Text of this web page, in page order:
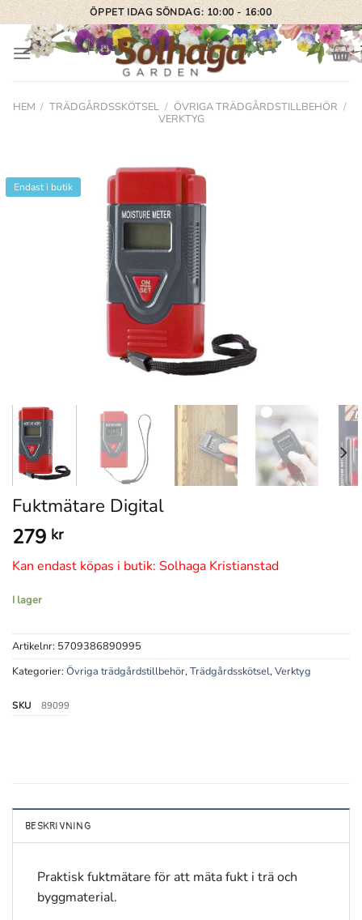
Skip
to
content
ÖPPET IDAG SÖNDAG: 10:00 - 16:00
HEM / TRÄDGÅRDSSKÖTSEL / ÖVRIGA TRÄDGÅRDSTILLBEHÖR /
VERKTYG
Endast i butik
Fuktmätare Digital
279 kr
Kan endast köpas i butik: Solhaga Kristianstad
I lager
Artikelnr: 5709386890995
Kategorier: Övriga trädgårdstillbehör,Trädgårdsskötsel,Verktyg
SKU 89099
BESKRIVNING
Praktisk fuktmätare för att mäta fukt i trä och
byggmaterial.